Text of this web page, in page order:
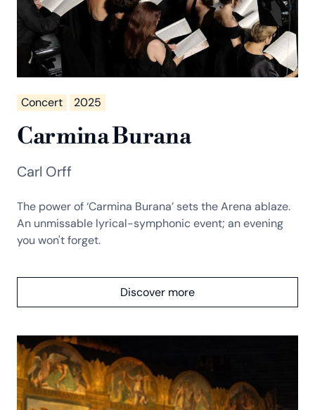
Concert 2025
Carmina Burana
Carl Orff
The power of ‘Carmina Burana’ sets the Arena ablaze.
An unmissable lyrical-symphonic event; an evening
you won't forget.
Discover more